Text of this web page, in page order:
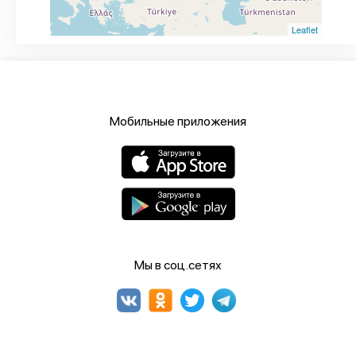
Leaflet
Мобильные приложения
Мы в соц.сетях